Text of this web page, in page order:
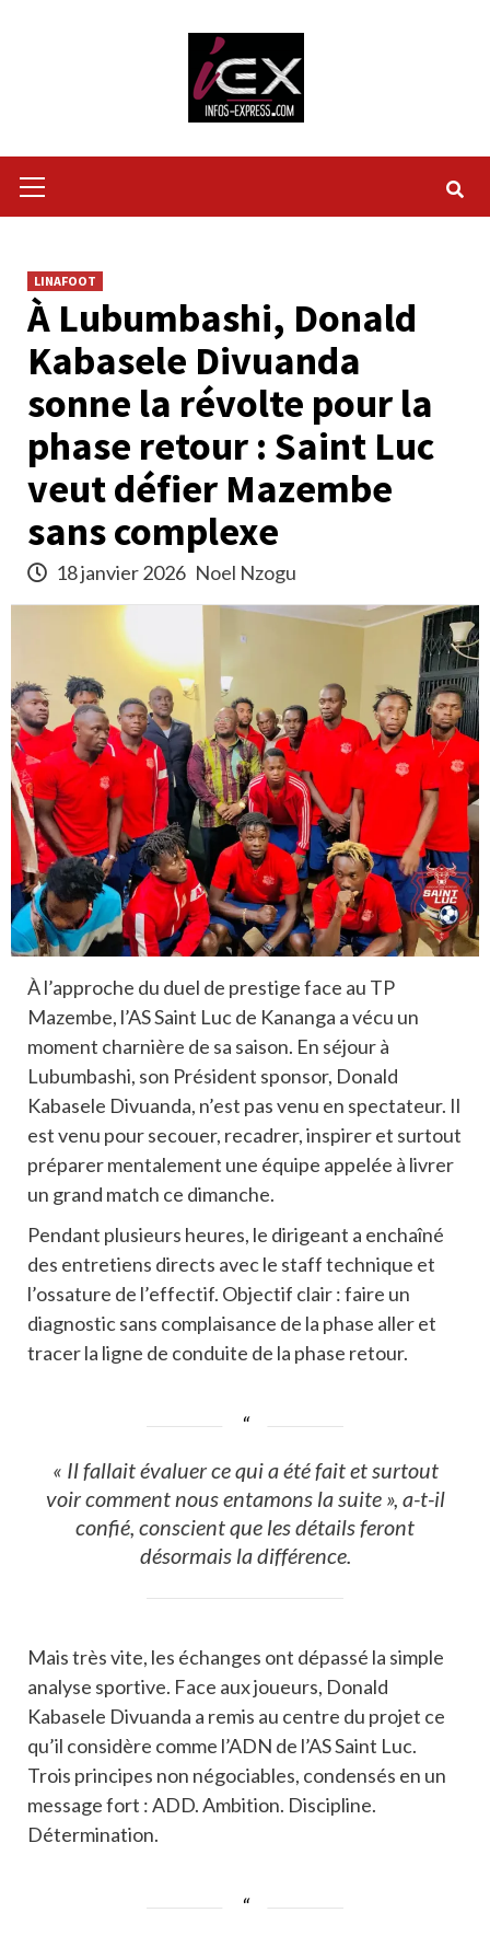
Menu
LINAFOOT
À Lubumbashi, Donald
Kabasele Divuanda
sonne la révolte pour la
phase retour : Saint Luc
veut défier Mazembe
sans complexe
18 janvier 2026 Noel Nzogu
À l’approche du duel de prestige face au TP
Mazembe, l’AS Saint Luc de Kananga a vécu un
moment charnière de sa saison. En séjour à
Lubumbashi, son Président sponsor, Donald
Kabasele Divuanda, n’est pas venu en spectateur. Il
est venu pour secouer, recadrer, inspirer et surtout
préparer mentalement une équipe appelée à livrer
un grand match ce dimanche.
Pendant plusieurs heures, le dirigeant a enchaîné
des entretiens directs avec le staff technique et
l’ossature de l’effectif. Objectif clair : faire un
diagnostic sans complaisance de la phase aller et
tracer la ligne de conduite de la phase retour.
« Il fallait évaluer ce qui a été fait et surtout
voir comment nous entamons la suite », a-t-il
confié, conscient que les détails feront
désormais la différence.
Mais très vite, les échanges ont dépassé la simple
analyse sportive. Face aux joueurs, Donald
Kabasele Divuanda a remis au centre du projet ce
qu’il considère comme l’ADN de l’AS Saint Luc.
Trois principes non négociables, condensés en un
message fort : ADD. Ambition. Discipline.
Détermination.